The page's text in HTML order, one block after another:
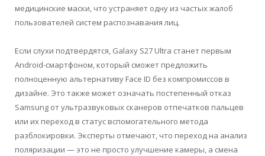
медицинские маски, что устраняет одну из частых жалоб
пользователей систем распознавания лиц.
Если слухи подтвердятся, Galaxy S27 Ultra станет первым
Android-смартфоном, который сможет предложить
полноценную альтернативу Face ID без компромиссов в
дизайне. Это также может означать постепенный отказ
Samsung от ультразвуковых сканеров отпечатков пальцев
или их переход в статус вспомогательного метода
разблокировки. Эксперты отмечают, что переход на анализ
поляризации — это не просто улучшение камеры, а смена